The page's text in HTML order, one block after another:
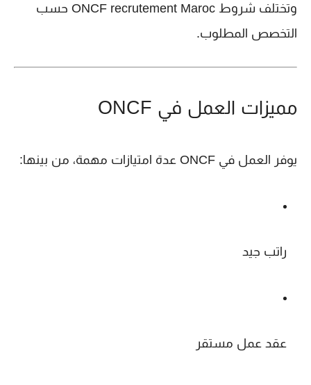
وتختلف شروط ONCF recrutement Maroc حسب
التخصص المطلوب.
مميزات العمل في ONCF
يوفر العمل في ONCF عدة امتيازات مهمة، من بينها:
راتب جيد
عقد عمل مستقر